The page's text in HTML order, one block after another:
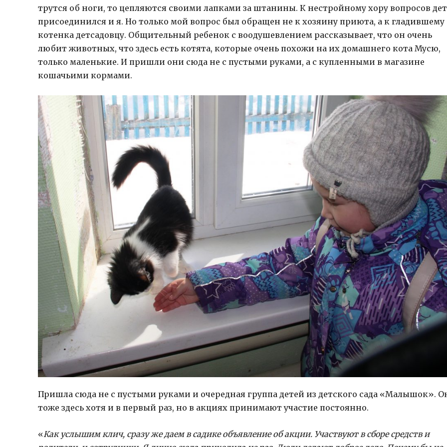
трутся об ноги, то цепляются своими лапками за штанины. К нестройному хору вопросов
присоединился и я. Но только мой вопрос был обращен не к хозяину приюта, а к гладившему
котенка детсадовцу. Общительный ребенок с воодушевлением рассказывает, что он очень
любит животных, что здесь есть котята, которые очень похожи на их домашнего кота Мусю,
только маленькие. И пришли они сюда не с пустыми руками, а с купленными в магазине
кошачьими кормами.
Пришла сюда не с пустыми руками и очередная группа детей из детского сада «Малышок».
тоже здесь хотя и в первый раз, но в акциях принимают участие постоянно.
«Как услышим клич, сразу же даем в садике объявление об акции. Участвуют в сборе средств и